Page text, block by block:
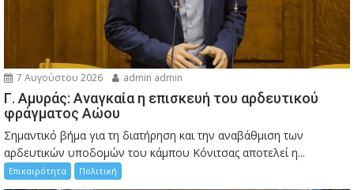
7 Αυγούστου 2026 admin admin
Γ. Αμυράς: Αναγκαία η επισκευή του αρδευτικού
φράγματος Αώου
Σημαντικό βήμα για τη διατήρηση και την αναβάθμιση των
αρδευτικών υποδομών του κάμπου Κόνιτσας αποτελεί η...
Επικαιρότητα Πολιτική